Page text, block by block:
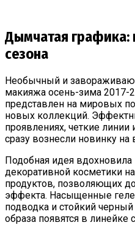
Дымчатая графика:
сезона
Необычный и
макияжа осень-зима
представлен на мировых
новых коллекций.
проявлениях, четкие линии
сразу вознесли новинку
Подобная идея вдохновила
декоративной косметики
продуктов, позволяющих
эффекта. Насыщенные
подводка и стойкий
образа появятся в линейке